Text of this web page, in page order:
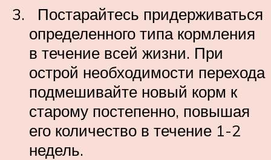
Постарайтесь придерживаться
определенного типа кормления
в течение всей жизни. При
острой необходимости перехода
подмешивайте новый корм к
старому постепенно, повышая
его количество в течение 1-2
недель.